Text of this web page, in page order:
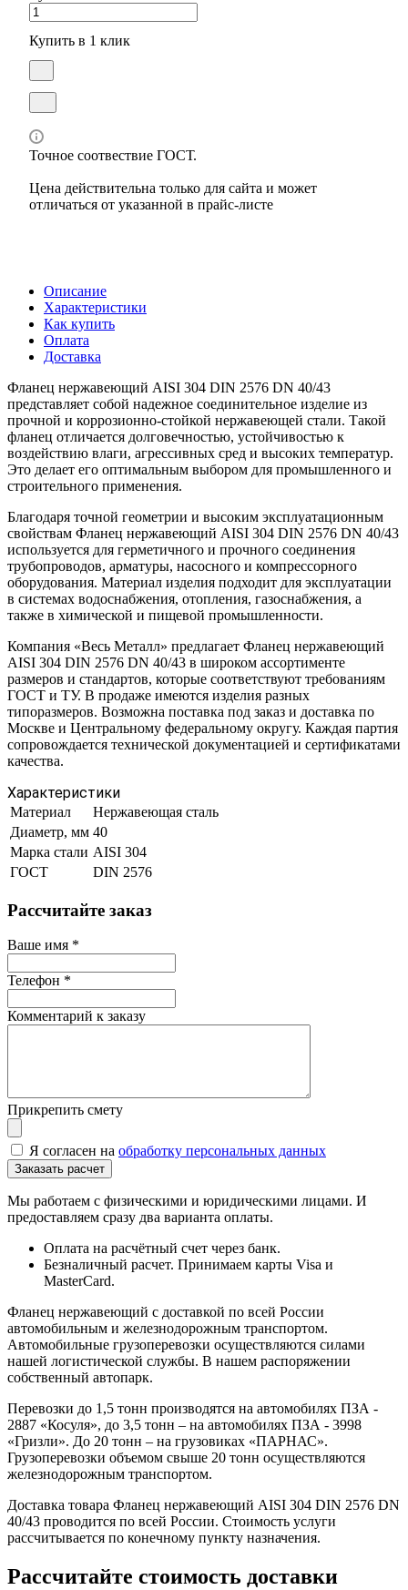
Купить в 1 клик
Точное соотвествие ГОСТ.
Цена действительна только для сайта и может
отличаться от указанной в прайс-листе
Описание
Характеристики
Как купить
Оплата
Доставка
Фланец нержавеющий AISI 304 DIN 2576 DN 40/43
представляет собой надежное соединительное изделие из
прочной и коррозионно-стойкой нержавеющей стали. Такой
фланец отличается долговечностью, устойчивостью к
воздействию влаги, агрессивных сред и высоких температур.
Это делает его оптимальным выбором для промышленного и
строительного применения.
Благодаря точной геометрии и высоким эксплуатационным
свойствам Фланец нержавеющий AISI 304 DIN 2576 DN 40/43
используется для герметичного и прочного соединения
трубопроводов, арматуры, насосного и компрессорного
оборудования. Материал изделия подходит для эксплуатации
в системах водоснабжения, отопления, газоснабжения, а
также в химической и пищевой промышленности.
Компания «Весь Металл» предлагает Фланец нержавеющий
AISI 304 DIN 2576 DN 40/43 в широком ассортименте
размеров и стандартов, которые соответствуют требованиям
ГОСТ и ТУ. В продаже имеются изделия разных
типоразмеров. Возможна поставка под заказ и доставка по
Москве и Центральному федеральному округу. Каждая партия
сопровождается технической документацией и сертификатами
качества.
Характеристики
Материал
Нержавеющая сталь
Диаметр, мм 40
Марка стали AISI 304
ГОСТ
DIN 2576
Рассчитайте заказ
Ваше имя *
Телефон *
Комментарий к заказу
Прикрепить смету
Я согласен на обработку персональных данных
Мы работаем с физическими и юридическими лицами. И
предоставляем сразу два варианта оплаты.
Оплата на расчётный счет через банк.
Безналичный расчет. Принимаем карты Visa и
MasterCard.
Фланец нержавеющий с доставкой по всей России
автомобильным и железнодорожным транспортом.
Автомобильные грузоперевозки осуществляются силами
нашей логистической службы. В нашем распоряжении
собственный автопарк.
Перевозки до 1,5 тонн производятся на автомобилях ПЗА -
2887 «Косуля», до 3,5 тонн – на автомобилях ПЗА - 3998
«Гризли». До 20 тонн – на грузовиках «ПАРНАС».
Грузоперевозки объемом свыше 20 тонн осуществляются
железнодорожным транспортом.
Доставка товара Фланец нержавеющий AISI 304 DIN 2576 DN
40/43 проводится по всей России. Стоимость услуги
рассчитывается по конечному пункту назначения.
Рассчитайте стоимость доставки